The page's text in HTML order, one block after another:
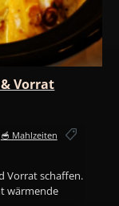
Vorrat
🥣 Mahlzeiten
Vorrat schaffen.
wärmende